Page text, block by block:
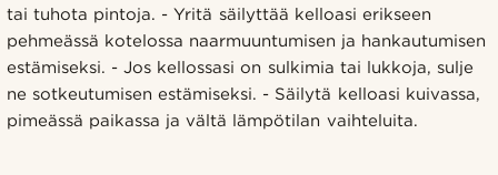
tai tuhota pintoja. - Yritä säilyttää kelloasi erikseen
pehmeässä kotelossa naarmuuntumisen ja hankautumisen
estämiseksi. - Jos kellossasi on sulkimia tai lukkoja, sulje
ne sotkeutumisen estämiseksi. - Säilytä kelloasi kuivassa,
pimeässä paikassa ja vältä lämpötilan vaihteluita.